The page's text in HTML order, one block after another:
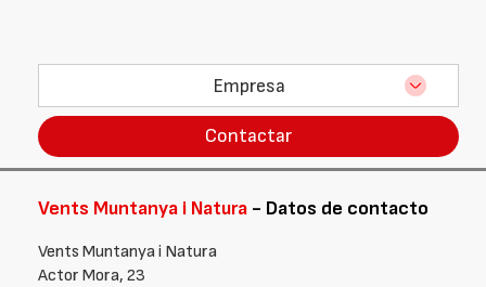
Empresa
Contactar
Vents Muntanya i Natura - Datos de contacto
Vents Muntanya i Natura
Actor Mora, 23